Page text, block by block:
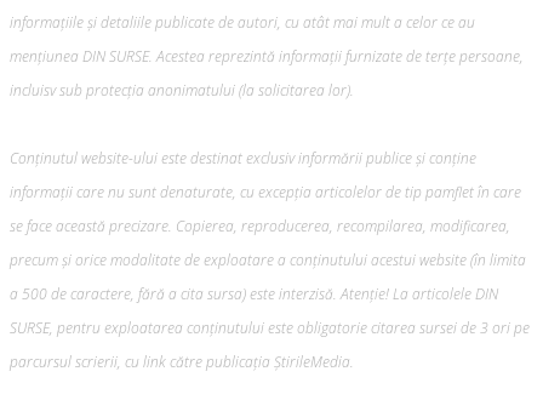
informațiile și detaliile publicate de autori, cu atât mai mult a celor ce au
mențiunea DIN SURSE. Acestea reprezintă informații furnizate de terțe persoane,
incluisv sub protecția anonimatului (la solicitarea lor).
Conținutul website-ului este destinat exclusiv informării publice și conține
informații care nu sunt denaturate, cu excepția articolelor de tip pamflet în care
se face această precizare. Copierea, reproducerea, recompilarea, modificarea,
precum şi orice modalitate de exploatare a conținutului acestui website (în limita
a 500 de caractere, fără a cita sursa) este interzisă. Atenție! La articolele DIN
SURSE, pentru exploatarea conținutului este obligatorie citarea sursei de 3 ori pe
parcursul scrierii, cu link către publicația ȘtirileMedia.